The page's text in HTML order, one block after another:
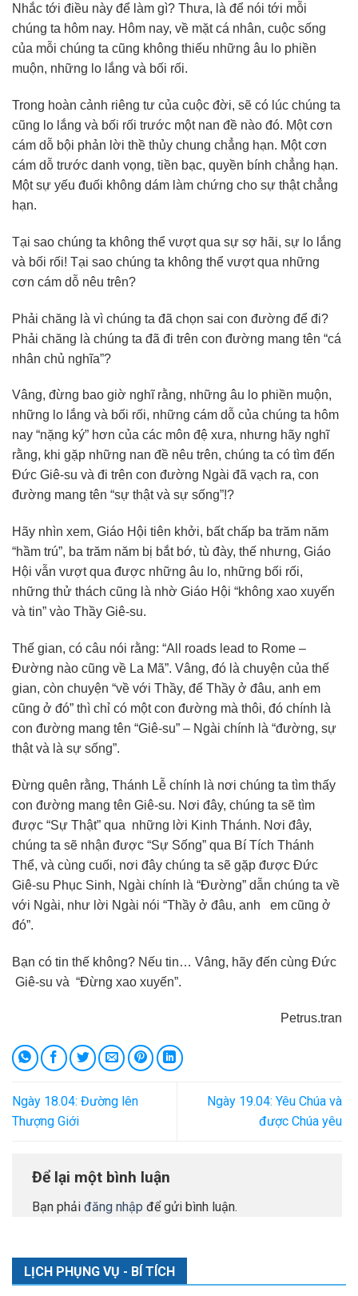
Nhắc tới điều này để làm gì? Thưa, là để nói tới mỗi
chúng ta hôm nay. Hôm nay, về mặt cá nhân, cuộc sống
của mỗi chúng ta cũng không thiếu những âu lo phiền
muộn, những lo lắng và bối rối.
Trong hoàn cảnh riêng tư của cuộc đời, sẽ có lúc chúng ta
cũng lo lắng và bối rối trước một nan đề nào đó. Một cơn
cám dỗ bội phản lời thề thủy chung chẳng hạn. Một cơn
cám dỗ trước danh vọng, tiền bạc, quyền bính chẳng hạn.
Một sự yếu đuối không dám làm chứng cho sự thật chẳng
hạn.
Tại sao chúng ta không thể vượt qua sự sợ hãi, sự lo lắng
và bối rối! Tại sao chúng ta không thể vượt qua những
cơn cám dỗ nêu trên?
Phải chăng là vì chúng ta đã chọn sai con đường để đi?
Phải chăng là chúng ta đã đi trên con đường mang tên “cá
nhân chủ nghĩa”?
Vâng, đừng bao giờ nghĩ rằng, những âu lo phiền muộn,
những lo lắng và bối rối, những cám dỗ của chúng ta hôm
nay “nặng ký” hơn của các môn đệ xưa, nhưng hãy nghĩ
rằng, khi gặp những nan đề nêu trên, chúng ta có tìm đến
Đức Giê-su và đi trên con đường Ngài đã vạch ra, con
đường mang tên “sự thật và sự sống”!?
Hãy nhìn xem, Giáo Hội tiên khởi, bất chấp ba trăm năm
“hầm trú”, ba trăm năm bị bắt bớ, tù đày, thế nhưng, Giáo
Hội vẫn vượt qua được những âu lo, những bối rối,
những thử thách cũng là nhờ Giáo Hội “không xao xuyến
và tin” vào Thầy Giê-su.
Thế gian, có câu nói rằng: “All roads lead to Rome –
Đường nào cũng về La Mã”. Vâng, đó là chuyện của thế
gian, còn chuyện “về với Thầy, để Thầy ở đâu, anh em
cũng ở đó” thì chỉ có một con đường mà thôi, đó chính là
con đường mang tên “Giê-su” – Ngài chính là “đường, sự
thật và là sự sống”.
Đừng quên rằng, Thánh Lễ chính là nơi chúng ta tìm thấy
con đường mang tên Giê-su. Nơi đây, chúng ta sẽ tìm
được “Sự Thật” qua những lời Kinh Thánh. Nơi đây,
chúng ta sẽ nhận được “Sự Sống” qua Bí Tích Thánh
Thể, và cùng cuối, nơi đây chúng ta sẽ gặp được Đức
Giê-su Phục Sinh, Ngài chính là “Đường” dẫn chúng ta về
với Ngài, như lời Ngài nói “Thầy ở đâu, anh em cũng ở
đó”.
Bạn có tin thế không? Nếu tin… Vâng, hãy đến cùng Đức
Giê-su và “Đừng xao xuyến”.
Petrus.tran
Ngày 18.04: Đường lên
Thượng Giới
Ngày 19.04: Yêu Chúa và
được Chúa yêu
Để lại một bình luận
Bạn phải đăng nhập để gửi bình luận.
LỊCH PHỤNG VỤ - BÍ TÍCH